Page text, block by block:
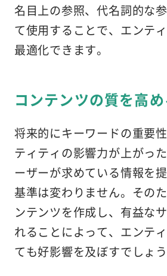
名目上の参照、代名詞的な
て使用することで、エンテ
最適化できます。
コンテンツの質を高め
将来的にキーワードの重要
ティティの影響力が上がっ
ーザーが求めている情報を
基準は変わりません。その
ンテンツを作成し、有益な
れることによって、エンテ
ても好影響を及ぼすでしょう